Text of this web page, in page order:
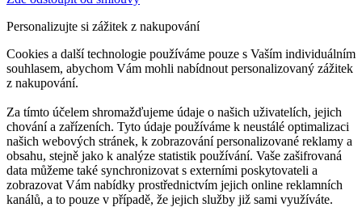
Personalizujte si zážitek z nakupování
Cookies a další technologie používáme pouze s Vaším individuálním
souhlasem, abychom Vám mohli nabídnout personalizovaný zážitek
z nakupování.
Za tímto účelem shromažďujeme údaje o našich uživatelích, jejich
chování a zařízeních. Tyto údaje používáme k neustálé optimalizaci
našich webových stránek, k zobrazování personalizované reklamy a
obsahu, stejně jako k analýze statistik používání. Vaše zašifrovaná
data můžeme také synchronizovat s externími poskytovateli a
zobrazovat Vám nabídky prostřednictvím jejich online reklamních
kanálů, a to pouze v případě, že jejich služby již sami využíváte.